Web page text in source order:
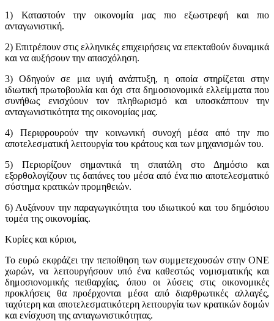
1) Καταστούν την οικονομία μας πιο εξωστρεφή και πιο
ανταγωνιστική.
2) Επιτρέπουν στις ελληνικές επιχειρήσεις να επεκταθούν δυναμικά
και να αυξήσουν την απασχόληση.
3) Οδηγούν σε μια υγιή ανάπτυξη, η οποία στηρίζεται στην
ιδιωτική πρωτοβουλία και όχι στα δημοσιονομικά ελλείμματα που
συνήθως ενισχύουν τον πληθωρισμό και υποσκάπτουν την
ανταγωνιστικότητα της οικονομίας μας.
4) Περιφρουρούν την κοινωνική συνοχή μέσα από την πιο
αποτελεσματική λειτουργία του κράτους και των μηχανισμών του.
5) Περιορίζουν σημαντικά τη σπατάλη στο Δημόσιο και
εξορθολογίζουν τις δαπάνες του μέσα από ένα πιο αποτελεσματικό
σύστημα κρατικών προμηθειών.
6) Αυξάνουν την παραγωγικότητα του ιδιωτικού και του δημόσιου
τομέα της οικονομίας.
Κυρίες και κύριοι,
Το ευρώ εκφράζει την πεποίθηση των συμμετεχουσών στην ΟΝΕ
χωρών, να λειτουργήσουν υπό ένα καθεστώς νομισματικής και
δημοσιονομικής πειθαρχίας, όπου οι λύσεις στις οικονομικές
προκλήσεις θα προέρχονται μέσα από διαρθρωτικές αλλαγές,
ταχύτερη και αποτελεσματικότερη λειτουργία των κρατικών δομών
και ενίσχυση της ανταγωνιστικότητας.